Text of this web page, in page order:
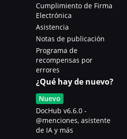
Cumplimiento de Firma
Electrónica
Asistencia
Notas de publicación
Programa de
recompensas por
errores
¿Qué hay de nuevo?
Nuevo
DocHub v6.6.0 -
@menciones, asistente
de IA y más